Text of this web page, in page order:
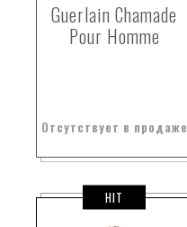
Guerlain Chamade
Pour Homme
Отсутствует в продаже
HIT